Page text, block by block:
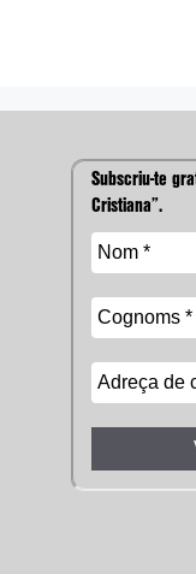
Subscriu-te
Cristiana”.